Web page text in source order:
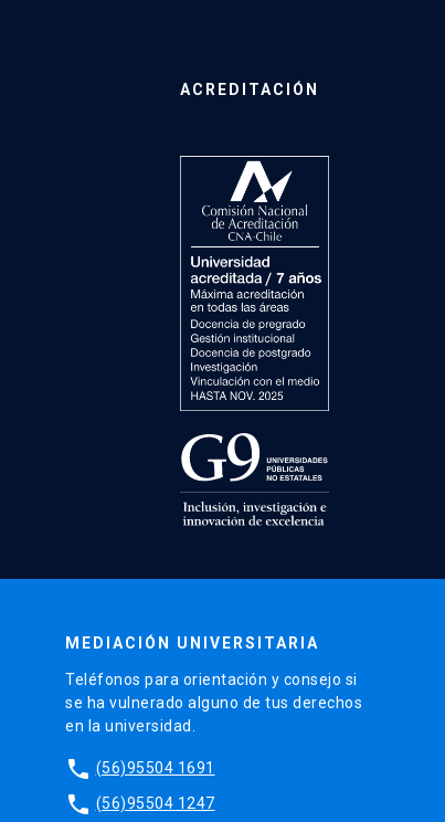
ACREDITACIÓN
MEDIACIÓN UNIVERSITARIA
Teléfonos para orientación y consejo si
se ha vulnerado alguno de tus derechos
en la universidad.
phone (56)95504 1691
phone (56)95504 1247